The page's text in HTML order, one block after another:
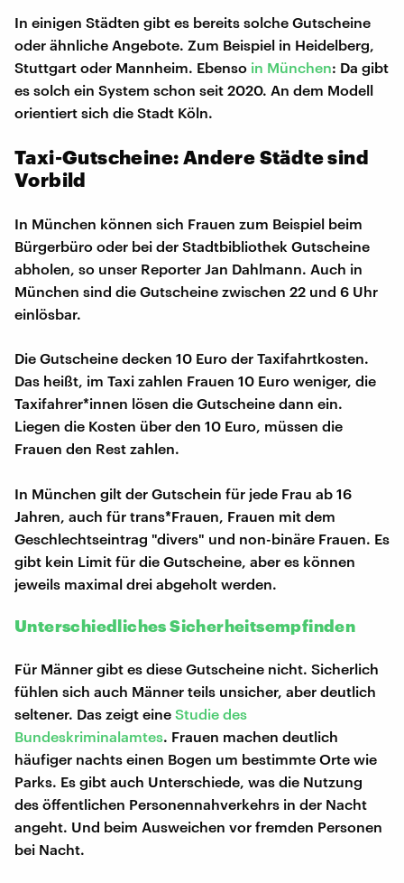
In einigen Städten gibt es bereits solche Gutscheine
oder ähnliche Angebote. Zum Beispiel in Heidelberg,
Stuttgart oder Mannheim. Ebenso in München: Da gibt
es solch ein System schon seit 2020. An dem Modell
orientiert sich die Stadt Köln.
Taxi-Gutscheine: Andere Städte sind
Vorbild
In München können sich Frauen zum Beispiel beim
Bürgerbüro oder bei der Stadtbibliothek Gutscheine
abholen, so unser Reporter Jan Dahlmann. Auch in
München sind die Gutscheine zwischen 22 und 6 Uhr
einlösbar.
Die Gutscheine decken 10 Euro der Taxifahrtkosten.
Das heißt, im Taxi zahlen Frauen 10 Euro weniger, die
Taxifahrer*innen lösen die Gutscheine dann ein.
Liegen die Kosten über den 10 Euro, müssen die
Frauen den Rest zahlen.
In München gilt der Gutschein für jede Frau ab 16
Jahren, auch für trans*Frauen, Frauen mit dem
Geschlechtseintrag "divers" und non-binäre Frauen. Es
gibt kein Limit für die Gutscheine, aber es können
jeweils maximal drei abgeholt werden.
Unterschiedliches Sicherheitsempfinden
Für Männer gibt es diese Gutscheine nicht. Sicherlich
fühlen sich auch Männer teils unsicher, aber deutlich
seltener. Das zeigt eine Studie des
Bundeskriminalamtes. Frauen machen deutlich
häufiger nachts einen Bogen um bestimmte Orte wie
Parks. Es gibt auch Unterschiede, was die Nutzung
des öffentlichen Personennahverkehrs in der Nacht
angeht. Und beim Ausweichen vor fremden Personen
bei Nacht.